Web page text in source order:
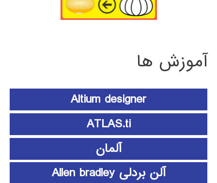
آموزش ها
Altium designer
ATLAS.ti
آلمان
آلن بردلی Allen bradley